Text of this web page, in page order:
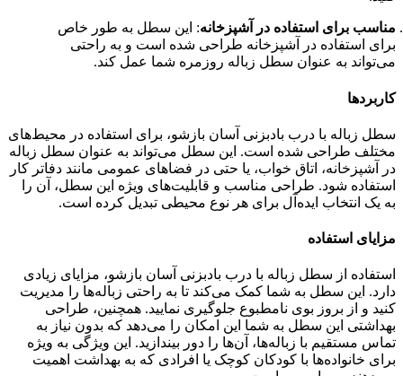
مناسب برای استفاده در آشپزخانه: این سطل به طور خاص
برای استفاده در آشپزخانه طراحی شده است و به راحتی
می‌تواند به عنوان سطل زباله روزمره شما عمل کند.
کاربردها
سطل زباله با درب بادبزنی آسان بازشو، برای استفاده در محیط‌های
مختلف طراحی شده است. این سطل می‌تواند به عنوان سطل زباله
در آشپزخانه، اتاق خواب، یا حتی در فضاهای عمومی مانند دفاتر کار
استفاده شود. طراحی مناسب و قابلیت‌های ویژه این سطل، آن را
به یک انتخاب ایده‌آل برای هر نوع محیطی تبدیل کرده است.
مزایای استفاده
استفاده از سطل زباله با درب بادبزنی آسان بازشو، مزایای زیادی
دارد. این سطل به شما کمک می‌کند تا به راحتی زباله‌ها را مدیریت
کنید و از بروز بوی نامطبوع جلوگیری نمایید. همچنین، طراحی
بهداشتی این سطل به شما این امکان را می‌دهد که بدون نیاز به
تماس مستقیم با زباله‌ها، آن‌ها را دور بیندازید. این ویژگی به ویژه
برای خانواده‌ها با کودکان کوچک یا افرادی که به بهداشت اهمیت